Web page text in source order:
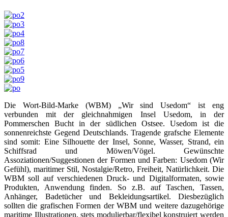
Die Wort-Bild-Marke (WBM) „Wir sind Usedom“ ist eng
verbunden mit der gleichnahmigen Insel Usedom, in der
Pommerschen Bucht in der südlichen Ostsee. Usedom ist die
sonnenreichste Gegend Deutschlands. Tragende grafsche Elemente
sind somit: Eine Silhouette der Insel, Sonne, Wasser, Strand, ein
Schiffsrad und Möwen/Vögel. Gewünschte
Assoziationen/Suggestionen der Formen und Farben: Usedom (Wir
Gefühl), maritimer Stil, Nostalgie/Retro, Freiheit, Natürlichkeit. Die
WBM soll auf verschiedenen Druck- und Digitalformaten, sowie
Produkten, Anwendung finden. So z.B. auf Taschen, Tassen,
Anhänger, Badetücher und Bekleidungsartikel. Diesbezüglich
sollten die grafischen Formen der WBM und weitere dazugehörige
maritime Illustrationen, stets modulierbar/flexibel konstruiert werden